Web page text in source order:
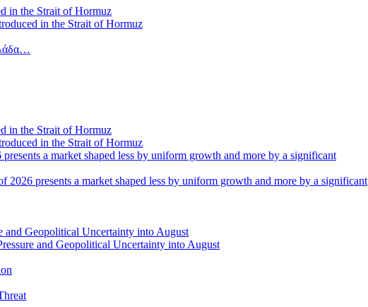
in the Strait of Hormuz
in the Strait of Hormuz
presents a market shaped less by uniform growth and more by a significant
and Geopolitical Uncertainty into August